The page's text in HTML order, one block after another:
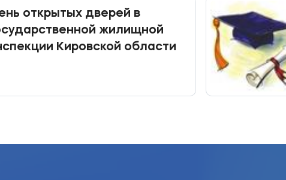
открытых дверей в
жилищной
Кировской области